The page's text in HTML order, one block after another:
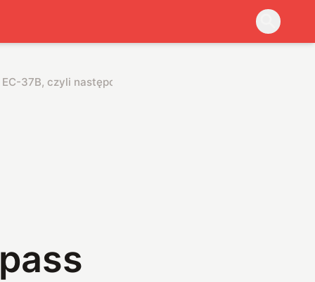
37B, czyli następca EC-130H Compass Call